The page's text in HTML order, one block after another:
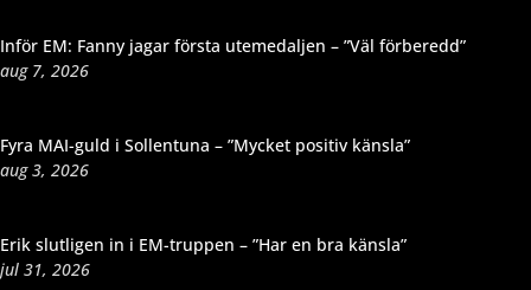
Inför EM: Fanny jagar första utemedaljen – ”Väl förberedd”
aug 7, 2026
Fyra MAI-guld i Sollentuna – ”Mycket positiv känsla”
aug 3, 2026
Erik slutligen in i EM-truppen – ”Har en bra känsla”
jul 31, 2026